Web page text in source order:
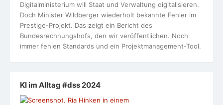
Digitalministerium will Staat und Verwaltung digitalisieren.
Doch Minister Wildberger wiederholt bekannte Fehler im
Prestige-Projekt. Das zeigt ein Bericht des
Bundesrechnungshofs, den wir veröffentlichen. Noch
immer fehlen Standards und ein Projektmanagement-Tool.
KI im Alltag #dss 2024